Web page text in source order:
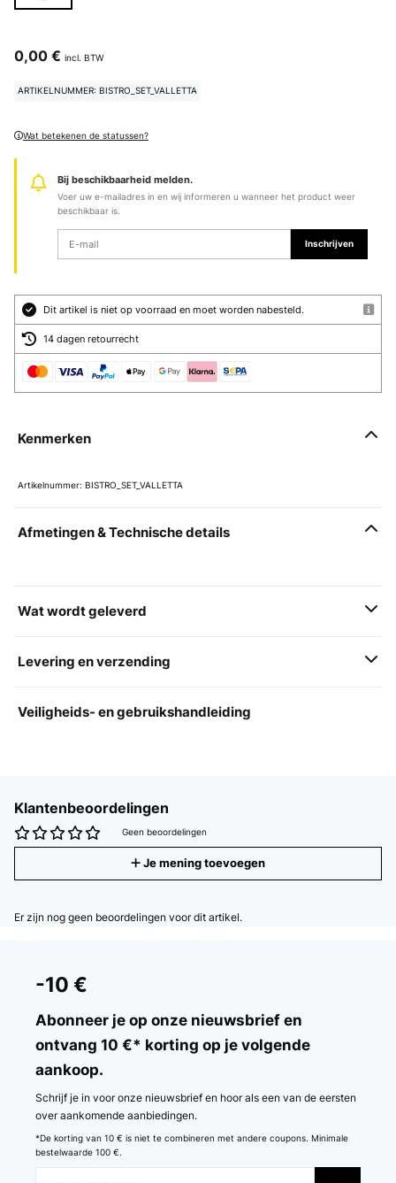
0,00 € incl. BTW
ARTIKELNUMMER: BISTRO_SET_VALLETTA
Wat betekenen de statussen?
Bij beschikbaarheid melden.
Voer uw e-mailadres in en wij informeren u wanneer het product weer
beschikbaar is.
Inschrijven
Dit artikel is niet op voorraad en moet worden nabesteld.
14 dagen retourrecht
Kenmerken
Artikelnummer: BISTRO_SET_VALLETTA
Afmetingen & Technische details
Wat wordt geleverd
Levering en verzending
Veiligheids- en gebruikshandleiding
Klantenbeoordelingen
Geen beoordelingen
Je mening toevoegen
Er zijn nog geen beoordelingen voor dit artikel.
-10 €
Abonneer je op onze nieuwsbrief en
ontvang 10 €* korting op je volgende
aankoop.
Schrijf je in voor onze nieuwsbrief en hoor als een van de eersten
over aankomende aanbiedingen.
*De korting van 10 € is niet te combineren met andere coupons. Minimale
bestelwaarde 100 €.